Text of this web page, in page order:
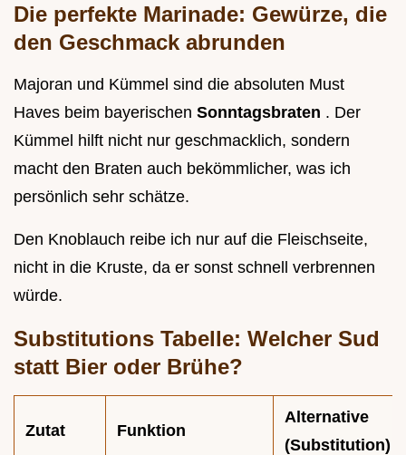
Die perfekte Marinade: Gewürze, die
den Geschmack abrunden
Majoran und Kümmel sind die absoluten Must
Haves beim bayerischen Sonntagsbraten . Der
Kümmel hilft nicht nur geschmacklich, sondern
macht den Braten auch bekömmlicher, was ich
persönlich sehr schätze.
Den Knoblauch reibe ich nur auf die Fleischseite,
nicht in die Kruste, da er sonst schnell verbrennen
würde.
Substitutions Tabelle: Welcher Sud
statt Bier oder Brühe?
Zutat Funktion
Alternative
(Substitution)